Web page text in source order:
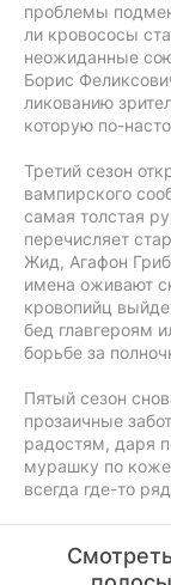
проблемы
ли кровососы
неожиданные
Борис
ликованию
которую по-
Третий сезон
вампирского
самая толстая
перечисляет
Жид, Агафон
имена оживают
кровопийц
бед главгероям
борьбе за
Пятый сезон
прозаичные
радостям, даря
мурашку по
всегда где-то